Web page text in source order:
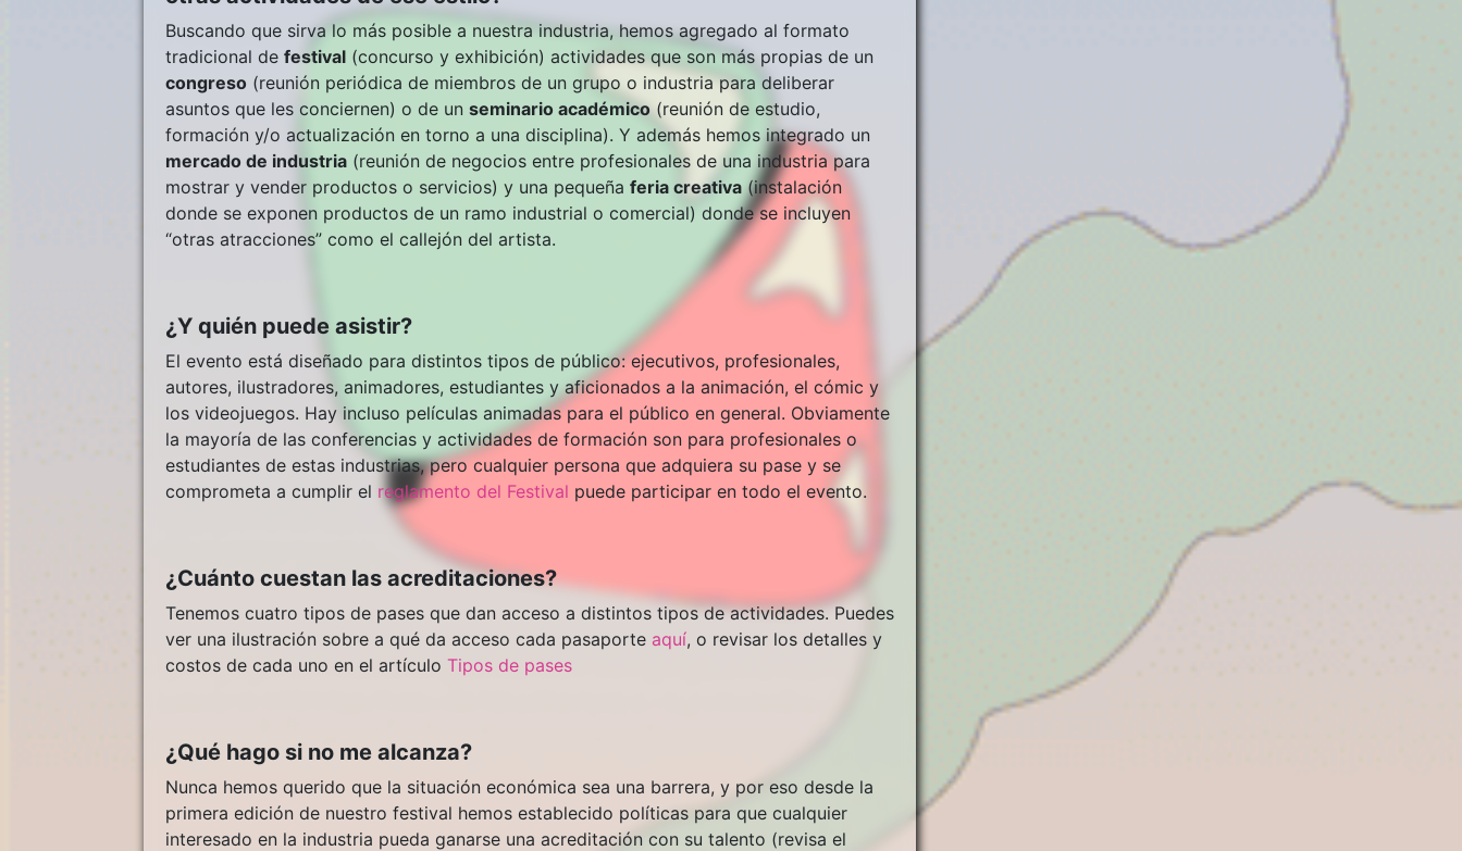
Buscando que sirva lo más posible a nuestra industria, hemos agregado al formato
tradicional de festival (concurso y exhibición) actividades que son más propias de un
congreso (reunión periódica de miembros de un grupo o industria para deliberar
asuntos que les conciernen) o de un seminario académico(reunión de estudio,
formación y/o actualización en torno a una disciplina). Y además hemos integrado un
mercado de industria (reunión de negocios entre profesionales de una industria para
mostrar y vender productos o servicios) y una pequeña feria creativa (instalación
donde se exponen productos de un ramo industrial o comercial) donde se incluyen
“otras atracciones” como el callejón del artista.
¿Y quién puede asistir?
El evento está diseñado para distintos tipos de público: ejecutivos, profesionales,
autores, ilustradores, animadores, estudiantes y aficionados a la animación, el cómic y
los videojuegos. Hay incluso películas animadas para el público en general. Obviamente
la mayoría de las conferencias y actividades de formación son para profesionales o
estudiantes de estas industrias, pero cualquier persona que adquiera su pase y se
comprometa a cumplir el reglamento del Festival puede participar en todo el evento.
¿Cuánto cuestan las acreditaciones?
Tenemos cuatro tipos de pases que dan acceso a distintos tipos de actividades. Puedes
ver una ilustración sobre a qué da acceso cada pasaporte aquí, o revisar los detalles y
costos de cada uno en el artículo Tipos de pases
¿Qué hago si no me alcanza?
Nunca hemos querido que la situación económica sea una barrera, y por eso desde la
primera edición de nuestro festival hemos establecido políticas para que cualquier
interesado en la industria pueda ganarse una acreditación con su talento (revisa el